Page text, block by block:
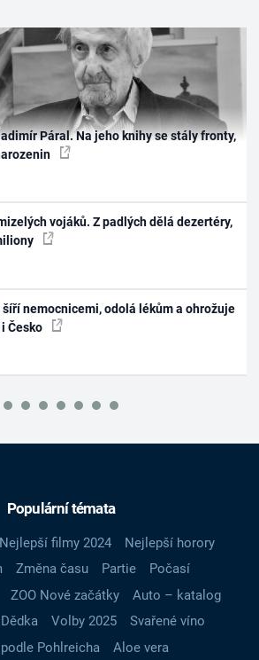
Páral. Na jeho knihy se stály fronty,
vojáků. Z padlých dělá dezertéry,
nemocnicemi, odolá lékům a ohrožuje
Česko
Populární témata
Nejlepší filmy 2024
Nejlepší horory
Změna času Partie
Počasí
ZOO Nové začátky
Auto – katalog
Volby 2025
Svařené víno
Pohlreicha
Aloe vera